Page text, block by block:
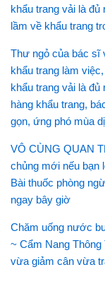
khẩu trang vải là đủ
lầm về khẩu trang
Thư ngỏ của bác sĩ
khẩu trang làm
khẩu trang vải là đủ
hàng khẩu trang,
gọn, ứng phó mùa
VÔ CÙNG QUAN
chủng mới nếu bạn
Bài thuốc phòng
ngay bây giờ
Chăm uống nước
~ Cẩm Nang Thông
vừa giảm cân vừa